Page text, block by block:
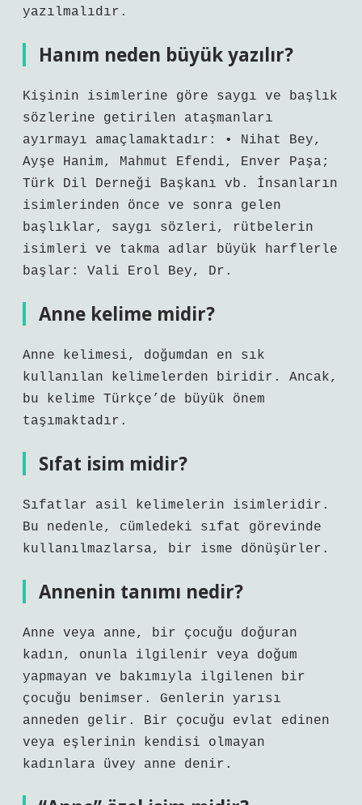
yazılmalıdır.
Hanım neden büyük yazılır?
Kişinin isimlerine göre saygı ve başlık
sözlerine getirilen ataşmanları
ayırmayı amaçlamaktadır: • Nihat Bey,
Ayşe Hanim, Mahmut Efendi, Enver Paşa;
Türk Dil Derneği Başkanı vb. İnsanların
isimlerinden önce ve sonra gelen
başlıklar, saygı sözleri, rütbelerin
isimleri ve takma adlar büyük harflerle
başlar: Vali Erol Bey, Dr.
Anne kelime midir?
Anne kelimesi, doğumdan en sık
kullanılan kelimelerden biridir. Ancak,
bu kelime Türkçe’de büyük önem
taşımaktadır.
Sıfat isim midir?
Sıfatlar asil kelimelerin isimleridir.
Bu nedenle, cümledeki sıfat görevinde
kullanılmazlarsa, bir isme dönüşürler.
Annenin tanımı nedir?
Anne veya anne, bir çocuğu doğuran
kadın, onunla ilgilenir veya doğum
yapmayan ve bakımıyla ilgilenen bir
çocuğu benimser. Genlerin yarısı
anneden gelir. Bir çocuğu evlat edinen
veya eşlerinin kendisi olmayan
kadınlara üvey anne denir.